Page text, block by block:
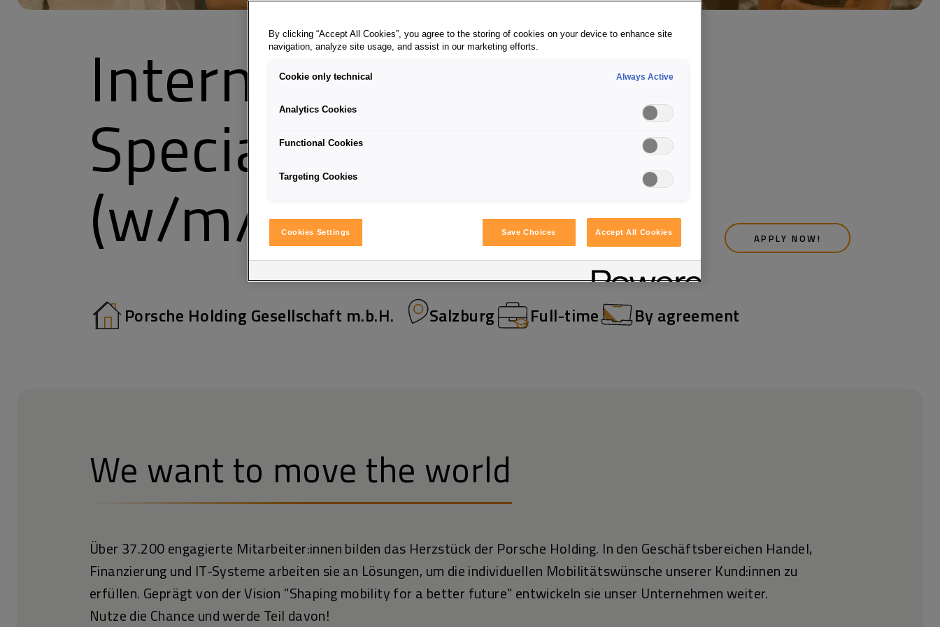
Internal Auditor
Special Investigation
(w/m/d) APPLY NOW!
Porsche Holding Gesellschaft m.b.H. Salzburg Full-time By agreement
We want to move the world
Über 37.200 engagierte Mitarbeiter:innen bilden das Herzstück der Porsche Holding. In den Geschäftsbereichen Handel,
Finanzierung und IT-Systeme arbeiten sie an Lösungen, um die individuellen Mobilitätswünsche unserer Kund:innen zu
erfüllen. Geprägt von der Vision "Shaping mobility for a better future" entwickeln sie unser Unternehmen weiter.
Nutze die Chance und werde Teil davon!
By clicking “Accept All Cookies”, you agree to the storing of cookies on your device to enhance site
navigation, analyze site usage, and assist in our marketing efforts.
Cookie only technical Always Active
Analytics Cookies
Functional Cookies
Targeting Cookies
Cookies Settings Save Choices Accept All Cookies